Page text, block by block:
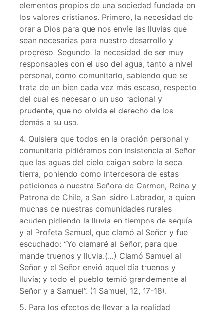
elementos propios de una sociedad fundada en
los valores cristianos. Primero, la necesidad de
orar a Dios para que nos envíe las lluvias que
sean necesarias para nuestro desarrollo y
progreso. Segundo, la necesidad de ser muy
responsables con el uso del agua, tanto a nivel
personal, como comunitario, sabiendo que se
trata de un bien cada vez más escaso, respecto
del cual es necesario un uso racional y
prudente, que no olvida el derecho de los
demás a su uso.
4. Quisiera que todos en la oración personal y
comunitaria pidiéramos con insistencia al Señor
que las aguas del cielo caigan sobre la seca
tierra, poniendo como intercesora de estas
peticiones a nuestra Señora de Carmen, Reina y
Patrona de Chile, a San Isidro Labrador, a quien
muchas de nuestras comunidades rurales
acuden pidiendo la lluvia en tiempos de sequía
y al Profeta Samuel, que clamó al Señor y fue
escuchado: “Yo clamaré al Señor, para que
mande truenos y lluvia.(…) Clamó Samuel al
Señor y el Señor envió aquel día truenos y
lluvia; y todo el pueblo temió grandemente al
Señor y a Samuel”. (1 Samuel, 12, 17-18).
5. Para los efectos de llevar a la realidad